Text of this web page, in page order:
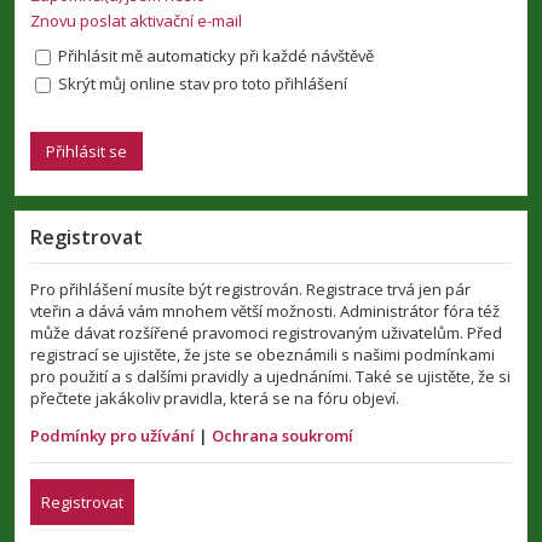
Znovu poslat aktivační e-mail
Přihlásit mě automaticky při každé návštěvě
Skrýt můj online stav pro toto přihlášení
Registrovat
Pro přihlášení musíte být registrován. Registrace trvá jen pár
vteřin a dává vám mnohem větší možnosti. Administrátor fóra též
může dávat rozšířené pravomoci registrovaným uživatelům. Před
registrací se ujistěte, že jste se obeznámili s našimi podmínkami
pro použití a s dalšími pravidly a ujednáními. Také se ujistěte, že si
přečtete jakákoliv pravidla, která se na fóru objeví.
Podmínky pro užívání | Ochrana soukromí
Registrovat